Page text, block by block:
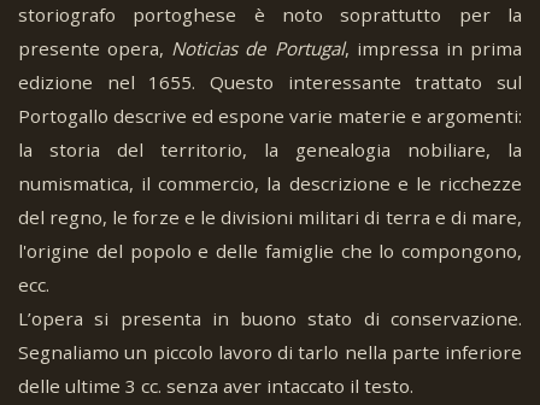
storiografo portoghese è noto soprattutto per la
presente opera, Noticias de Portugal, impressa in prima
edizione nel 1655. Questo interessante trattato sul
Portogallo descrive ed espone varie materie e argomenti:
la storia del territorio, la genealogia nobiliare, la
numismatica, il commercio, la descrizione e le ricchezze
del regno, le forze e le divisioni militari di terra e di mare,
l'origine del popolo e delle famiglie che lo compongono,
ecc.
L’opera si presenta in buono stato di conservazione.
Segnaliamo un piccolo lavoro di tarlo nella parte inferiore
delle ultime 3 cc. senza aver intaccato il testo.